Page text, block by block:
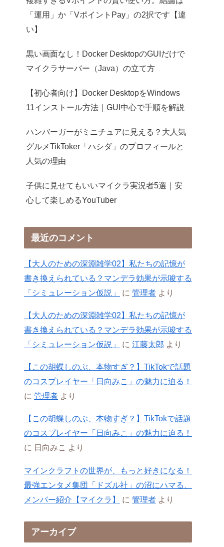
「運用」か「VポイントPay」の2択です【違
い】
黒い画面なし！Docker DesktopのGUIだけで
マイクラサーバー（Java）の立て方
【初心者向け】Docker DesktopをWindows
11インストール方法｜GUI中心で手順を解説
ハンバーガーがミニチュアに見える？大人気
グルメTikToker「ハシダ」のプロフィールと
人気の理由
子供に見せてもいいマイクラ実況者5選｜安
心して楽しめるYouTuber
最近のコメント
【大人のための深淵雑学02】私たちの記憶が
書き換えられている？マンデラ効果が示唆する
「シミュレーション仮説」
に 管理者 より
【大人のための深淵雑学02】私たちの記憶が
書き換えられている？マンデラ効果が示唆する
「シミュレーション仮説」
に 江藤太郎 より
【この胡蝶しのぶ、本物すぎ？】TikTokで話題
のコスプレイヤー「日向みこ」の魅力に迫る！
に 管理者 より
【この胡蝶しのぶ、本物すぎ？】TikTokで話題
のコスプレイヤー「日向みこ」の魅力に迫る！
に 日向みこ より
マインクラフトの世界が、もっと好きになる！
最強エンタメ集団「ドズル社」の沼にハマる、
メンバー紹介【マイクラ】
に 管理者 より
アーカイブ